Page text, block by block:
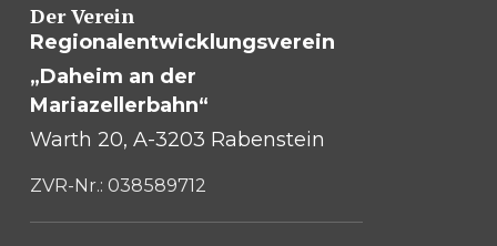
Der Verein
Regionalentwicklungsverein
„Daheim an der
Mariazellerbahn“
Warth 20, A-3203 Rabenstein
ZVR-Nr.: 038589712